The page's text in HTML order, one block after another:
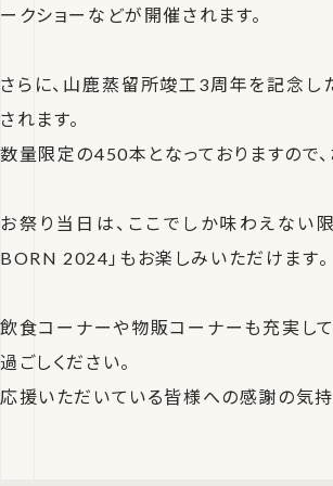
ークショーなどが開催されます。
さらに、山鹿蒸留所竣工3周年を記念
されます。
数量限定の450本となっておりますので
お祭り当日は、ここでしか味わえない
BORN 2024」もお楽しみいただけます。
飲食コーナーや物販コーナーも充実し
過ごしください。
応援いただいている皆様への感謝の気持